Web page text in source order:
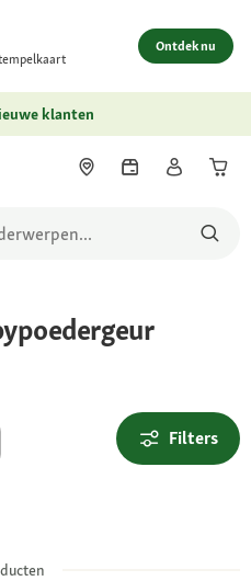
Ontdek nu
klanten
Filters